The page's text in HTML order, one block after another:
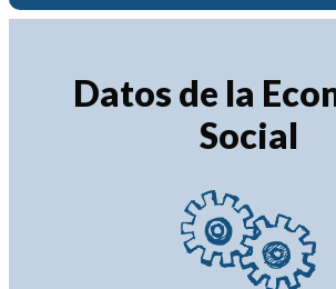
Datos de la
Social